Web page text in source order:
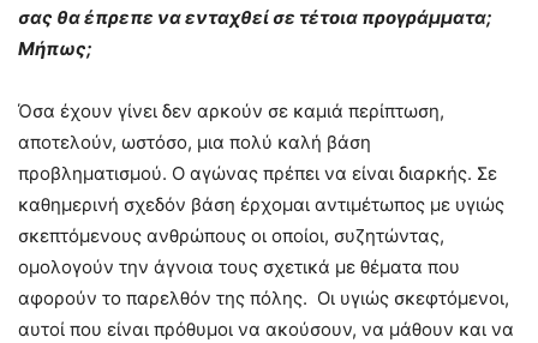
σας θα έπρεπε να ενταχθεί σε τέτοια προγράμματα;
Μήπως;
Όσα έχουν γίνει δεν αρκούν σε καμιά περίπτωση,
αποτελούν, ωστόσο, μια πολύ καλή βάση
προβληματισμού. Ο αγώνας πρέπει να είναι διαρκής. Σε
καθημερινή σχεδόν βάση έρχομαι αντιμέτωπος με υγιώς
σκεπτόμενους ανθρώπους οι οποίοι, συζητώντας,
ομολογούν την άγνοια τους σχετικά με θέματα που
αφορούν το παρελθόν της πόλης. Οι υγιώς σκεφτόμενοι,
αυτοί που είναι πρόθυμοι να ακούσουν, να μάθουν και να